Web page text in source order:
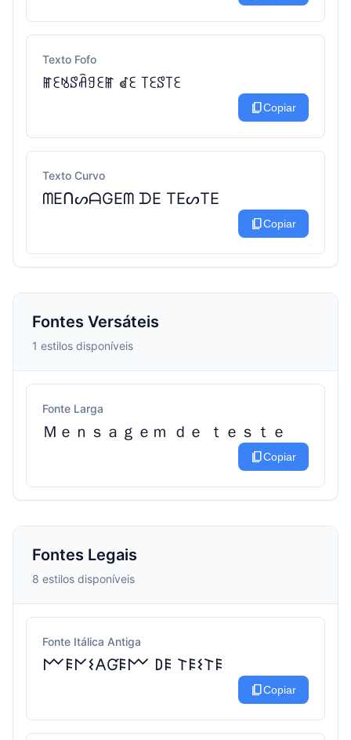
Texto Fofo
ꂵꏂꂚꑄꋫꍌꏂꂵ ꂟꏂ ꓄ꏂꑄ꓄ꏂ
content_copyCopiar
Texto Curvo
ᗰEᑎᔕᗩGEᗰ ᗪE TEᔕTE
content_copyCopiar
Fontes Versáteis
1 estilos disponíveis
Fonte Larga
Ｍｅｎｓａｇｅｍ ｄｅ ｔｅｓｔｅ
content_copyCopiar
Fontes Legais
8 estilos disponíveis
Fonte Itálica Antiga
𐌌𐌄𐌍𐌔𐌀Ɠ𐌄𐌌 𐌃𐌄 𐌕𐌄𐌔𐌕𐌄
content_copyCopiar